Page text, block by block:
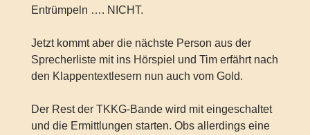
Entrümpeln …. NICHT.
Jetzt kommt aber die nächste Person aus der
Sprecherliste mit ins Hörspiel und Tim erfährt nach
den Klappentextlesern nun auch vom Gold.
Der Rest der TKKG-Bande wird mit eingeschaltet
und die Ermittlungen starten. Obs allerdings eine